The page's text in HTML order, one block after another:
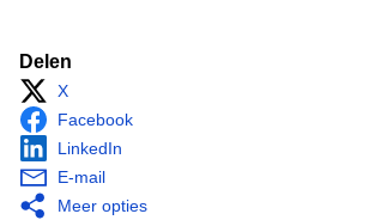
Delen
X
Facebook
LinkedIn
E-mail
Meer opties